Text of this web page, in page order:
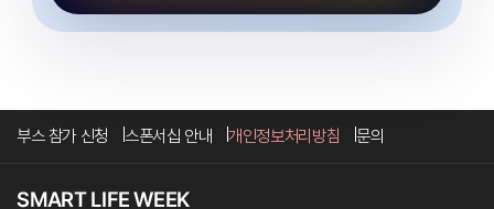
부스 참가 신청 스폰서십 안내 개인정보처리방침 문의